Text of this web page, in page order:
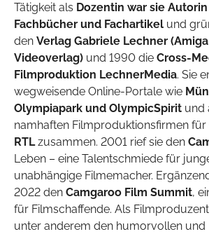
Tätigkeit als Dozentin war sie
Fachbücher und Fachartikel und
den Verlag Gabriele Lechner
Videoverlag) und 1990 die Cross-
Filmproduktion LechnerMedia. Sie
wegweisende Online-Portale wie
Olympiapark und OlympicSpirit und
namhaften Filmproduktionsfirmen für
RTLzusammen. 2001 rief sie den
Leben – eine Talentschmiede für
unabhängige Filmemacher.
2022 den Camgaroo Film Summit,
für Filmschaffende. Als
unter anderem den humorvollen und